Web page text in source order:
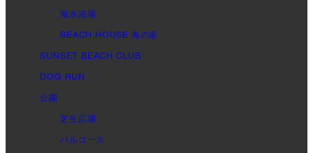
海水浴場
BEACH HOUSE 海の家
SUNSET BEACH CLUB
DOG RUN
公園
芝生広場
パルコース